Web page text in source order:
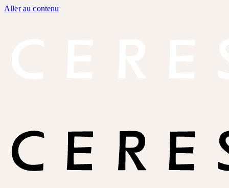
Aller au contenu